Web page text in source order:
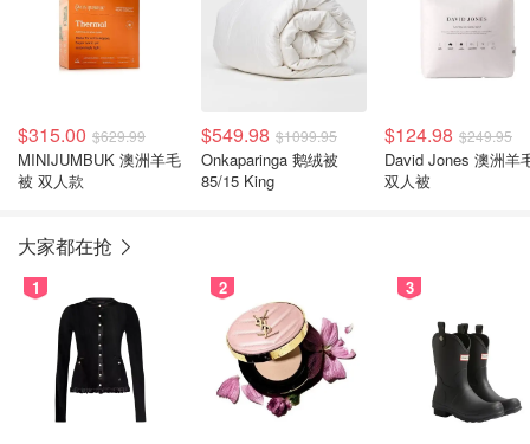
$315.00 $629.99
MINIJUMBUK 澳洲羊毛
被 双人款
$549.98 $1099.95
Onkaparinga 鹅绒被
85/15 King
$124.98 $249.95
David Jones 澳洲羊毛
双人被
大家都在抢
1 2 3